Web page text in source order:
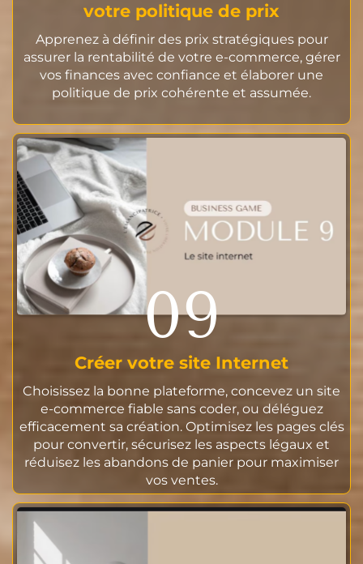
votre politique de prix
Apprenez à définir des prix stratégiques pour
assurer la rentabilité de votre e-commerce, gérer
vos finances avec confiance et élaborer une
politique de prix cohérente et assumée.
09
Créer votre site Internet
Choisissez la bonne plateforme, concevez un site
e-commerce fiable sans coder, ou déléguez
efficacement sa création. Optimisez les pages clés
pour convertir, sécurisez les aspects légaux et
réduisez les abandons de panier pour maximiser
vos ventes.